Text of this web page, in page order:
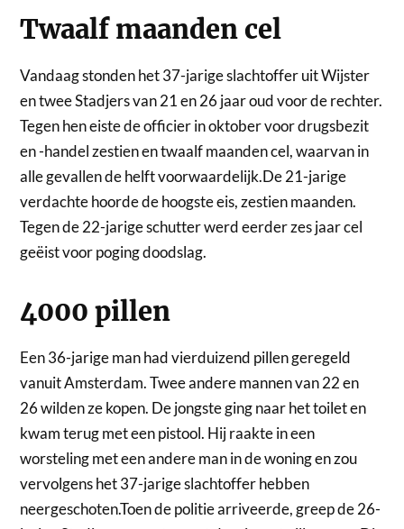
Twaalf maanden cel
Vandaag stonden het 37-jarige slachtoffer uit Wijster
en twee Stadjers van 21 en 26 jaar oud voor de rechter.
Tegen hen eiste de officier in oktober voor drugsbezit
en -handel zestien en twaalf maanden cel, waarvan in
alle gevallen de helft voorwaardelijk.De 21-jarige
verdachte hoorde de hoogste eis, zestien maanden.
Tegen de 22-jarige schutter werd eerder zes jaar cel
geëist voor poging doodslag.
4000 pillen
Een 36-jarige man had vierduizend pillen geregeld
vanuit Amsterdam. Twee andere mannen van 22 en
26 wilden ze kopen. De jongste ging naar het toilet en
kwam terug met een pistool. Hij raakte in een
worsteling met een andere man in de woning en zou
vervolgens het 37-jarige slachtoffer hebben
neergeschoten.Toen de politie arriveerde, greep de 26-